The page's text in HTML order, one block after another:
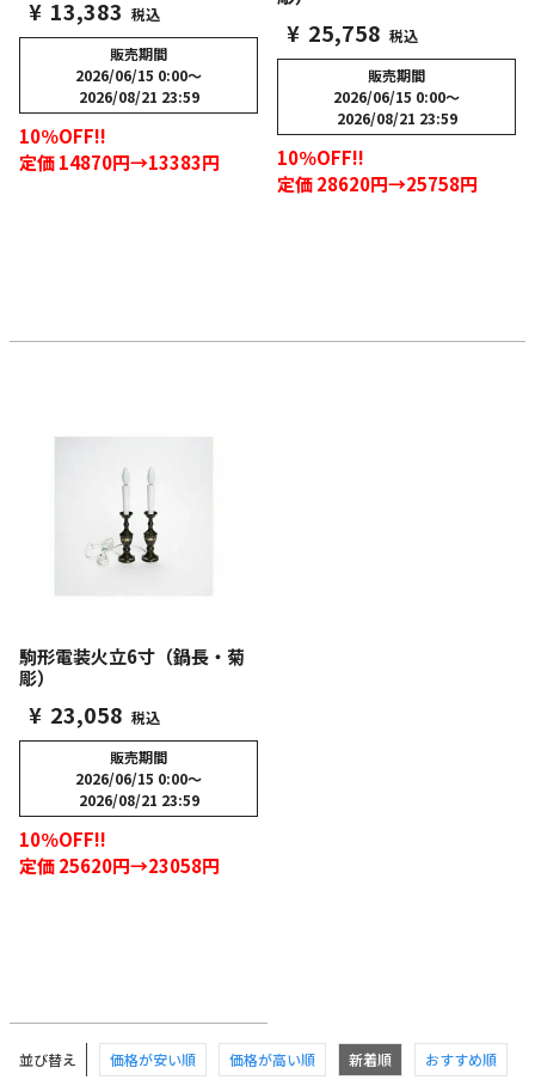
¥ 13,383 税込
販売期間
2026/06/15 0:00〜
2026/08/21 23:59
10％OFF!!
定価 14870円→13383円
¥ 25,758 税込
販売期間
2026/06/15 0:00〜
2026/08/21 23:59
10％OFF!!
定価 28620円→25758円
駒形電装火立6寸（鍋長・菊
彫）
¥ 23,058 税込
販売期間
2026/06/15 0:00〜
2026/08/21 23:59
10％OFF!!
定価 25620円→23058円
並び替え 価格が安い順 価格が高い順 新着順 おすすめ順